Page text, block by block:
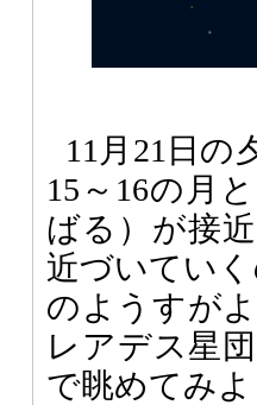
11月21日の
15～16の月
ばる）が接
近づいてい
のようすが
レアデス星
で眺めてみよ